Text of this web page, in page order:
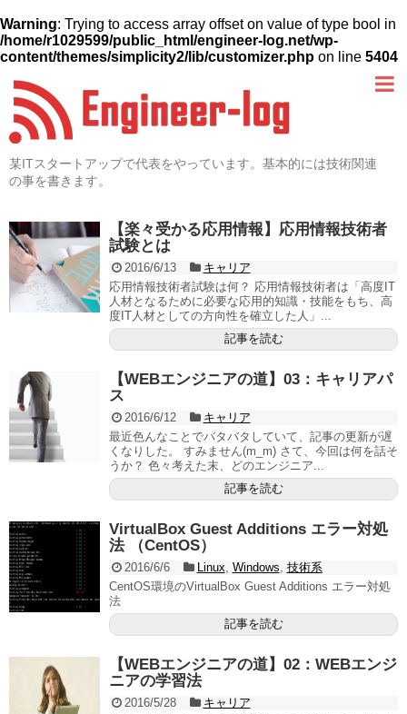
Warning: Trying to access array offset on value of type bool in
/home/r1029599/public_html/engineer-log.net/wp-
content/themes/simplicity2/lib/customizer.php on line 5404
某ITスタートアップで代表をやっています。基本的には技術関連
の事を書きます。
【楽々受かる応用情報】応用情報技術者
試験とは
2016/6/13
キャリア
応用情報技術者試験は何？ 応用情報技術者は「高度IT
人材となるために必要な応用的知識・技能をもち、高
度IT人材としての方向性を確立した人」...
記事を読む
【WEBエンジニアの道】03：キャリアパ
ス
2016/6/12
キャリア
最近色んなことでバタバタしていて、記事の更新が遅
くなりした。 すみません(m_m) さて、今回は何を話そ
うか？ 色々考えた末、どのエンジニア...
記事を読む
VirtualBox Guest Additions エラー対処
法 （CentOS）
2016/6/6 Linux, Windows, 技術系
CentOS環境のVirtualBox Guest Additions エラー対処
法
記事を読む
【WEBエンジニアの道】02：WEBエンジ
ニアの学習法
2016/5/28
キャリア